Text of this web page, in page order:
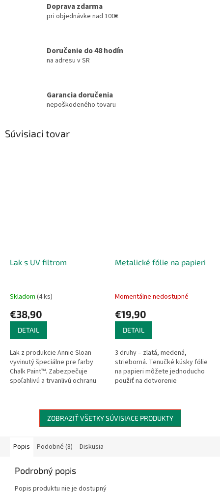
Doprava zdarma
pri objednávke nad 100€
Doručenie do 48 hodín
na adresu v SR
Garancia doručenia
nepoškodeného tovaru
Súvisiaci tovar
Lak s UV filtrom
Skladom (4 ks)
€38,90
DETAIL
Lak z produkcie Annie Sloan
vyvinutý špeciálne pre farby
Chalk Paint™. Zabezpečuje
spoľahlivú a trvanlivú ochranu
Metalické fólie na papieri
Momentálne nedostupné
€19,90
DETAIL
3 druhy – zlatá, medená,
strieborná. Tenučké kúsky fólie
na papieri môžete jednoducho
použiť na dotvorenie
lepidla Gold...
ZOBRAZIŤ VŠETKY SÚVISIACE PRODUKTY
Popis Podobné (8) Diskusia
Podrobný popis
Popis produktu nie je dostupný